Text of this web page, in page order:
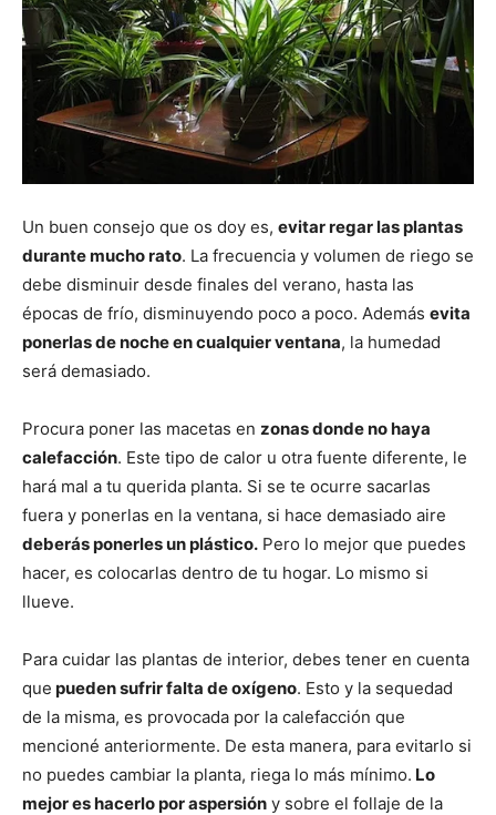
Un buen consejo que os doy es, evitar regar las plantas
durante mucho rato. La frecuencia y volumen de riego se
debe disminuir desde finales del verano, hasta las
épocas de frío, disminuyendo poco a poco. Además evita
ponerlas de noche en cualquier ventana, la humedad
será demasiado.
Procura poner las macetas en zonas donde no haya
calefacción. Este tipo de calor u otra fuente diferente, le
hará mal a tu querida planta. Si se te ocurre sacarlas
fuera y ponerlas en la ventana, si hace demasiado aire
deberás ponerles un plástico. Pero lo mejor que puedes
hacer, es colocarlas dentro de tu hogar. Lo mismo si
llueve.
Para cuidar las plantas de interior, debes tener en cuenta
que pueden sufrir falta de oxígeno. Esto y la sequedad
de la misma, es provocada por la calefacción que
mencioné anteriormente. De esta manera, para evitarlo si
no puedes cambiar la planta, riega lo más mínimo. Lo
mejor es hacerlo por aspersión y sobre el follaje de la